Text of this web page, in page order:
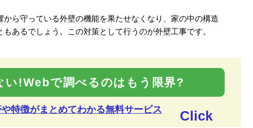
ら守っている外壁の機能を果たせなくなり、家の中の構造
あるでしょう。この対策として行うのが外壁工事です。
い!Webで調べるのはもう限界?
特徴がまとめてわかる無料サービス Click